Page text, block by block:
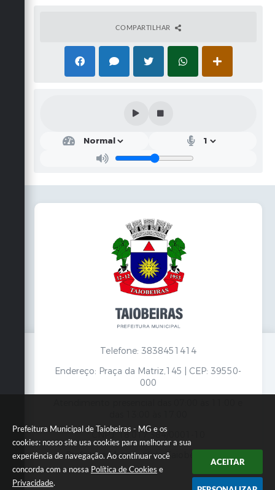
Prefeitura Municipal de Taiobeiras - MG e os
cookies: nosso site usa cookies para melhorar a sua
experiência de navegação. Ao continuar você
concorda com a nossa Política de Cookies e
Privacidade.
ACEITAR
COMPARTILHAR
Telefone: 3838451414
Endereço: Praça da Matriz,145 | CEP: 39550-
000
CNPJ: 18.017.384/0001-10
Prefeitura Municipal de Taiobeiras - MG